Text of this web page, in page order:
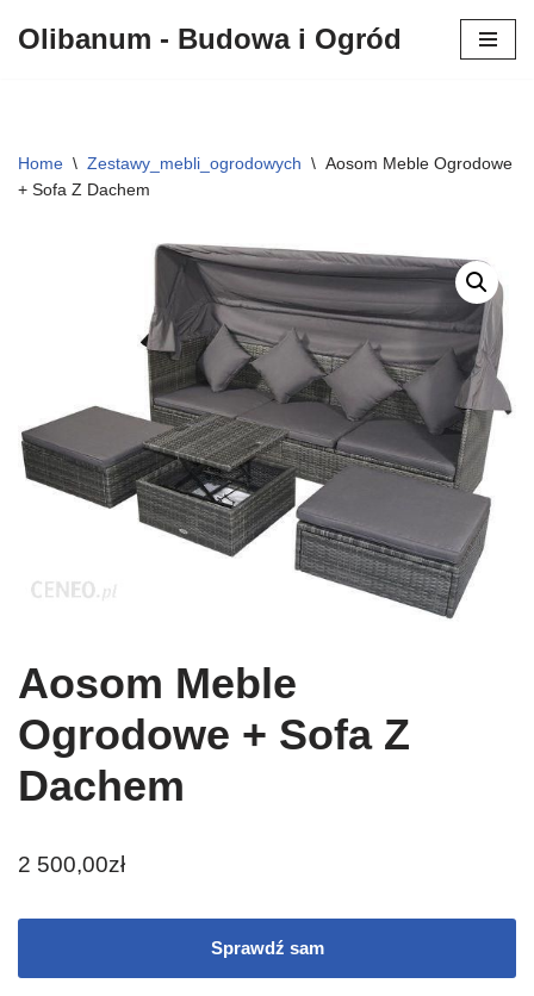
Olibanum - Budowa i Ogród
Home \ Zestawy_mebli_ogrodowych \ Aosom Meble Ogrodowe
+ Sofa Z Dachem
Aosom Meble
Ogrodowe + Sofa Z
Dachem
2 500,00zł
Sprawdź sam